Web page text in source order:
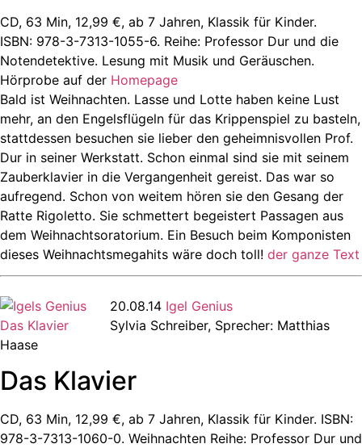
CD, 63 Min, 12,99 €, ab 7 Jahren, Klassik für Kinder.
ISBN: 978-3-7313-1055-6. Reihe: Professor Dur und die
Notendetektive. Lesung mit Musik und Geräuschen.
Hörprobe auf der Homepage
Bald ist Weihnachten. Lasse und Lotte haben keine Lust
mehr, an den Engelsflügeln für das Krippenspiel zu basteln,
stattdessen besuchen sie lieber den geheimnisvollen Prof.
Dur in seiner Werkstatt. Schon einmal sind sie mit seinem
Zauberklavier in die Vergangenheit gereist. Das war so
aufregend. Schon von weitem hören sie den Gesang der
Ratte Rigoletto. Sie schmettert begeistert Passagen aus
dem Weihnachtsoratorium. Ein Besuch beim Komponisten
dieses Weihnachtsmegahits wäre doch toll! der ganze Text
20.08.14 Igel Genius
Sylvia Schreiber, Sprecher: Matthias
Haase
Das Klavier
CD, 63 Min, 12,99 €, ab 7 Jahren, Klassik für Kinder. ISBN:
978-3-7313-1060-0. Weihnachten Reihe: Professor Dur und